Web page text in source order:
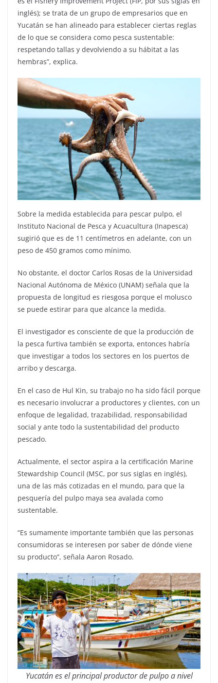
inglés); se trata de un grupo de empresarios que en
Yucatán se han alineado para establecer ciertas reglas
de lo que se considera como pesca sustentable:
respetando tallas y devolviendo a su hábitat a las
hembras”, explica.
Sobre la medida establecida para pescar pulpo, el
Instituto Nacional de Pesca y Acuacultura (Inapesca)
sugirió que es de 11 centímetros en adelante, con un
peso de 450 gramos como mínimo.
No obstante, el doctor Carlos Rosas de la Universidad
Nacional Autónoma de México (UNAM) señala que la
propuesta de longitud es riesgosa porque el molusco
se puede estirar para que alcance la medida.
El investigador es consciente de que la producción de
la pesca furtiva también se exporta, entonces habría
que investigar a todos los sectores en los puertos de
arribo y descarga.
En el caso de Hul Kin, su trabajo no ha sido fácil porque
es necesario involucrar a productores y clientes, con un
enfoque de legalidad, trazabilidad, responsabilidad
social y ante todo la sustentabilidad del producto
pescado.
Actualmente, el sector aspira a la certificación Marine
Stewardship Council (MSC, por sus siglas en inglés),
una de las más cotizadas en el mundo, para que la
pesquería del pulpo maya sea avalada como
sustentable.
“Es sumamente importante también que las personas
consumidoras se interesen por saber de dónde viene
su producto”, señala Aaron Rosado.
Yucatán es el principal productor de pulpo a nivel